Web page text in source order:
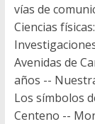
vías de
Ciencias
Avenidas de
años --
Los símbolos
Centeno --